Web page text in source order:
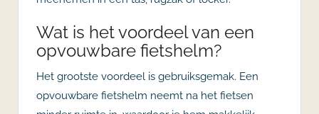
Wat is het voordeel van een
opvouwbare fietshelm?
Het grootste voordeel is gebruiksgemak. Een
opvouwbare fietshelm neemt na het fietsen